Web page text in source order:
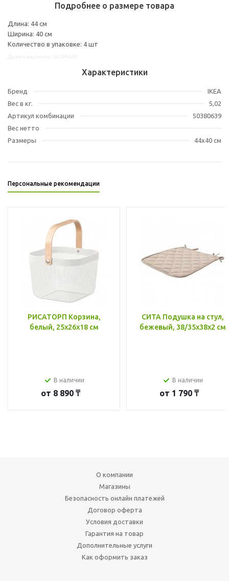
Подробнее о размере товара
Длина: 44 см
Ширина: 40 см
Количество в упаковке: 4 шт
Характеристики
Бренд
IKEA
Вес в кг.
5,02
Артикул комбинации
50380639
Вес нетто
Размеры
44x40 см
Персональные рекомендации
РИСАТОРП Корзина,
белый, 25x26x18 см
В наличии
от 8 890 ₸
СИТА Подушка на стул,
бежевый, 38/35x38x2 см
В наличии
от 1 790 ₸
О компании
Магазины
Безопасность онлайн платежей
Договор оферта
Условия доставки
Гарантия на товар
Дополнительные услуги
Как оформить заказ